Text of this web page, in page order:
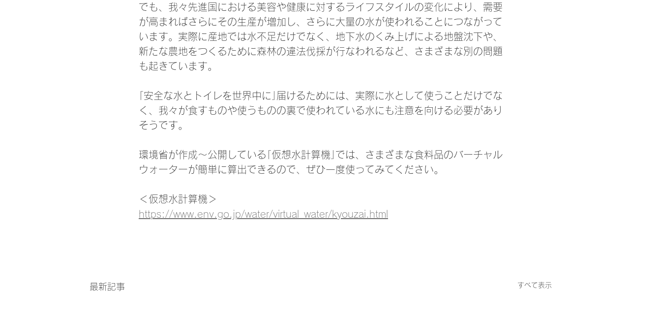
でも、我々先進国における美容や健康に対するライフスタイルの変化により、需要
が高まればさらにその生産が増加し、さらに大量の水が使われることにつながって
います。実際に産地では水不足だけでなく、地下水のくみ上げによる地盤沈下や、
新たな農地をつくるために森林の違法伐採が行なわれるなど、さまざまな別の問題
も起きています。
｢安全な水とトイレを世界中に｣届けるためには、実際に水として使うことだけでな
く、我々が食すものや使うものの裏で使われている水にも注意を向ける必要があり
そうです。
環境省が作成～公開している｢仮想水計算機｣では、さまざまな食料品のバーチャル
ウォーターが簡単に算出できるので、ぜひ一度使ってみてください。
＜仮想水計算機＞
https://www.env.go.jp/water/virtual_water/kyouzai.html
最新記事 すべて表示